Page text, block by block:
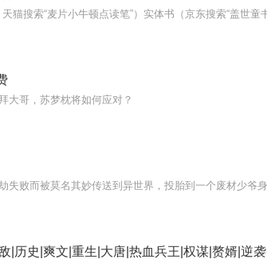
大哥，苏梦枕将如何应对？
|历史|爽文|重生|大唐|热血兵王|权谋|赘婿|逆袭